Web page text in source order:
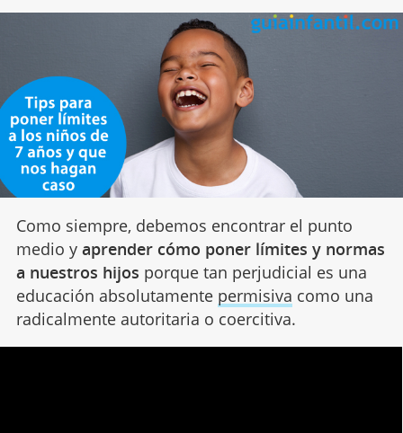
Como siempre, debemos encontrar el punto
medio y aprender cómo poner límites y normas
a nuestros hijos porque tan perjudicial es una
educación absolutamente permisiva como una
radicalmente autoritaria o coercitiva.